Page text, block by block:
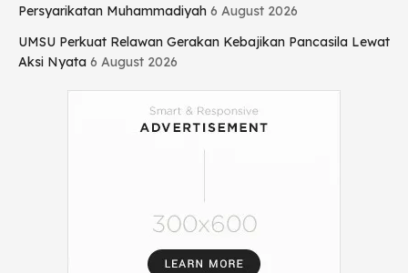
Persyarikatan Muhammadiyah 6 August 2026
UMSU Perkuat Relawan Gerakan Kebajikan Pancasila Lewat
Aksi Nyata 6 August 2026